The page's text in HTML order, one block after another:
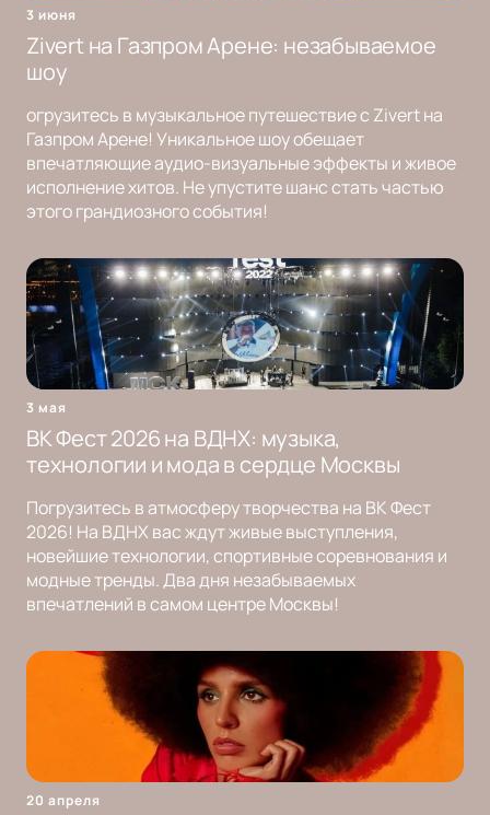
3 июня
Zivert на Газпром Арене: незабываемое
шоу
огрузитесь в музыкальное путешествие с Zivert на
Газпром Арене! Уникальное шоу обещает
впечатляющие аудио-визуальные эффекты и живое
исполнение хитов. Не упустите шанс стать частью
этого грандиозного события!
3 мая
ВК Фест 2026 на ВДНХ: музыка,
технологии и мода в сердце Москвы
Погрузитесь в атмосферу творчества на ВК Фест
2026! На ВДНХ вас ждут живые выступления,
новейшие технологии, спортивные соревнования и
модные тренды. Два дня незабываемых
впечатлений в самом центре Москвы!
20 апреля